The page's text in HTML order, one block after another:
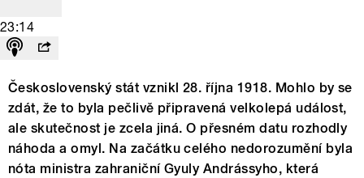
23:14
Československý stát vznikl 28. října 1918. Mohlo by se
zdát, že to byla pečlivě připravená velkolepá událost,
ale skutečnost je zcela jiná. O přesném datu rozhodly
náhoda a omyl. Na začátku celého nedorozumění byla
nóta ministra zahraniční Gyuly Andrássyho, která